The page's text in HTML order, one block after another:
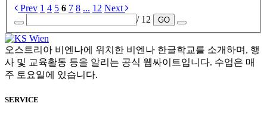
Prev 1 4 5 6 7 8 ... 12 Next
/ 12
GO
오스트리아 비엔나에 위치한 비엔나 한글학교를 소개하며, 행
사 및 교육활동 등을 알리는 공식 웹싸이트입니다. 수업은 매
주 토요일에 있습니다.
SERVICE